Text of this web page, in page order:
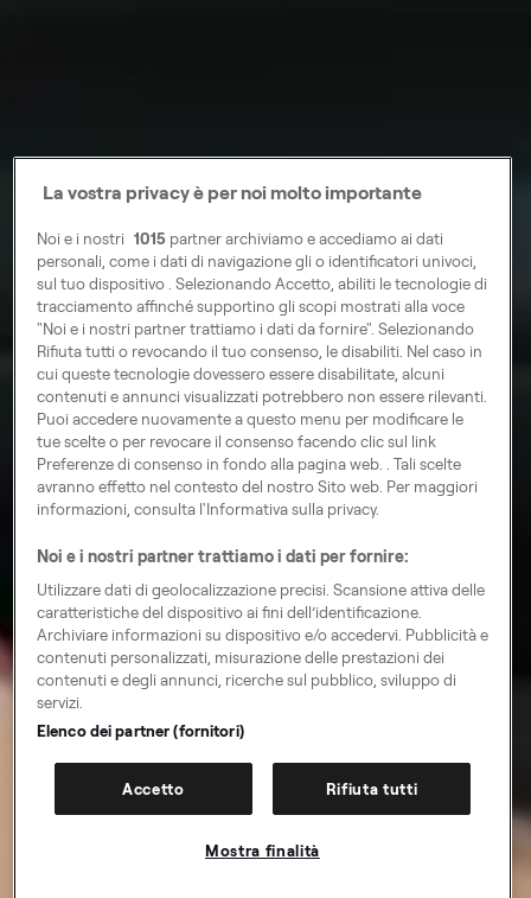
La vostra privacy è per noi molto importante
Noi e i nostri 1015partner archiviamo e accediamo ai dati
personali, come i dati di navigazione gli o identificatori univoci,
sul tuo dispositivo . Selezionando Accetto, abiliti le tecnologie di
tracciamento affinché supportino gli scopi mostrati alla voce
"Noi e i nostri partner trattiamo i dati da fornire". Selezionando
Rifiuta tutti o revocando il tuo consenso, le disabiliti. Nel caso in
cui queste tecnologie dovessero essere disabilitate, alcuni
contenuti e annunci visualizzati potrebbero non essere rilevanti.
Puoi accedere nuovamente a questo menu per modificare le
tue scelte o per revocare il consenso facendo clic sul link
Preferenze di consenso in fondo alla pagina web. . Tali scelte
avranno effetto nel contesto del nostro Sito web. Per maggiori
informazioni, consulta l'Informativa sulla privacy.
Noi e i nostri partner trattiamo i dati per fornire:
Utilizzare dati di geolocalizzazione precisi. Scansione attiva delle
caratteristiche del dispositivo ai fini dell’identificazione.
Archiviare informazioni su dispositivo e/o accedervi. Pubblicità e
contenuti personalizzati, misurazione delle prestazioni dei
contenuti e degli annunci, ricerche sul pubblico, sviluppo di
servizi.
Elenco dei partner (fornitori)
Accetto Rifiuta tutti
Mostra finalità